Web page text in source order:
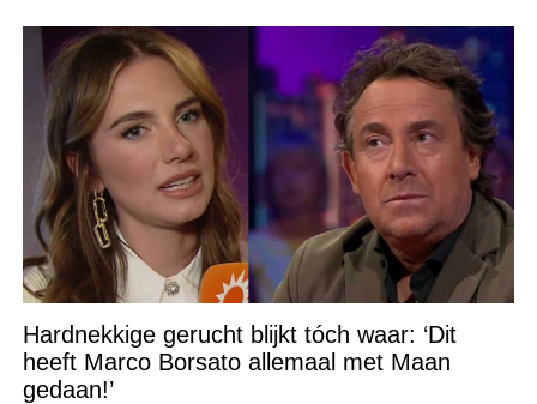
Hardnekkige gerucht blijkt tóch waar: ‘Dit
heeft Marco Borsato allemaal met Maan
gedaan!’